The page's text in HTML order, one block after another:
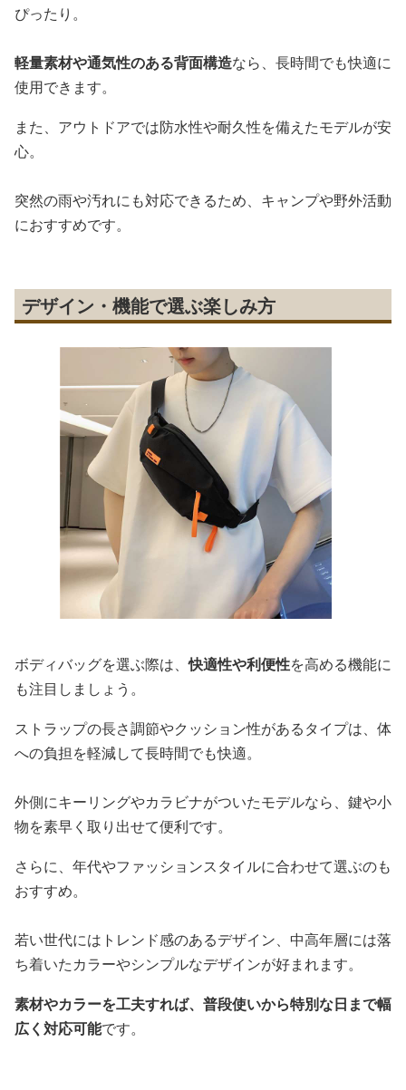
ぴったり。
軽量素材や通気性のある背面構造なら、長時間でも快適に
使用できます。
また、アウトドアでは防水性や耐久性を備えたモデルが安
心。
突然の雨や汚れにも対応できるため、キャンプや野外活動
におすすめです。
デザイン・機能で選ぶ楽しみ方
ボディバッグを選ぶ際は、快適性や利便性を高める機能に
も注目しましょう。
ストラップの長さ調節やクッション性があるタイプは、体
への負担を軽減して長時間でも快適。
外側にキーリングやカラビナがついたモデルなら、鍵や小
物を素早く取り出せて便利です。
さらに、年代やファッションスタイルに合わせて選ぶのも
おすすめ。
若い世代にはトレンド感のあるデザイン、中高年層には落
ち着いたカラーやシンプルなデザインが好まれます。
素材やカラーを工夫すれば、普段使いから特別な日まで幅
広く対応可能です。